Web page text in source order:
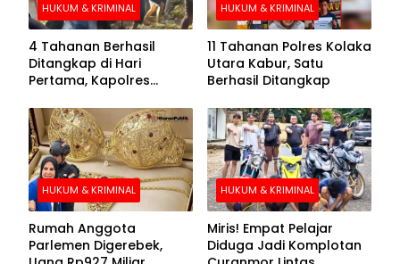
HUKUM & KRIMINAL
4 Tahanan Berhasil
Ditangkap di Hari
Pertama, Kapolres
Buronan Segera
Menyerahkan Diri
HUKUM & KRIMINAL
11 Tahanan Polres Kolaka
Utara Kabur, Satu
Berhasil Ditangkap
HUKUM & KRIMINAL
Rumah Anggota
Parlemen Digerebek,
HUKUM & KRIMINAL
Miris! Empat Pelajar
Diduga Jadi Komplotan